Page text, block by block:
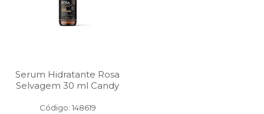
Serum Hidratante Rosa
Selvagem 30 ml Candy
Código: 148619